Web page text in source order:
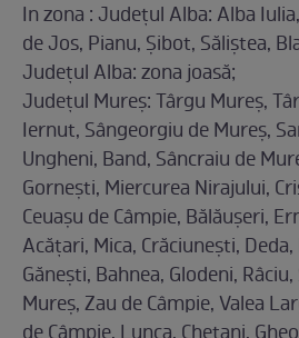
In zona : Județul Alba: Alba
de Jos, Pianu, Șibot, Săliștea,
Județul Alba: zona joasă;
Județul Mureş: Târgu Mureș,
Iernut, Sângeorgiu de Mureș,
Ungheni, Band, Sâncraiu de
Gornești, Miercurea Nirajului,
Ceuașu de Câmpie, Bălăușeri,
Acățari, Mica, Crăciunești,
Gănești, Bahnea, Glodeni,
Mureș, Zau de Câmpie, Valea